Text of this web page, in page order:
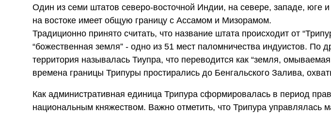
Один из семи штатов северо-восточной Индии, на севере, западе, юге
на востоке имеет общую границу с Ассамом и Мизорамом.
Традиционно принято считать, что название штата происходит от
“божественная земля” - одно из 51 мест паломничества индуистов. По
территория называлась Тиупра, что переводится как “земля,
времена границы Трипуры простирались до Бенгальского Залива,
Как административная единица Трипура сформировалась в период
национальным княжеством. Важно отметить, что Трипура